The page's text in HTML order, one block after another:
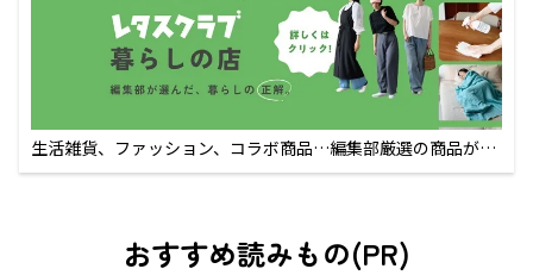
生活雑貨、ファッション、コラボ商品…編集部厳選の商品が買
えるECサイト
おすすめ読みもの(PR)